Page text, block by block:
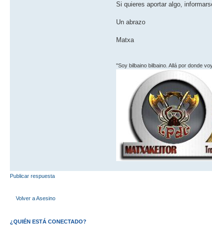
Si quieres aportar algo,
Un abrazo
Matxa
"Soy bilbaino bilbaino. Allá por donde
Publicar respuesta
Volver a Asesino
¿QUIÉN ESTÁ CONECTADO?